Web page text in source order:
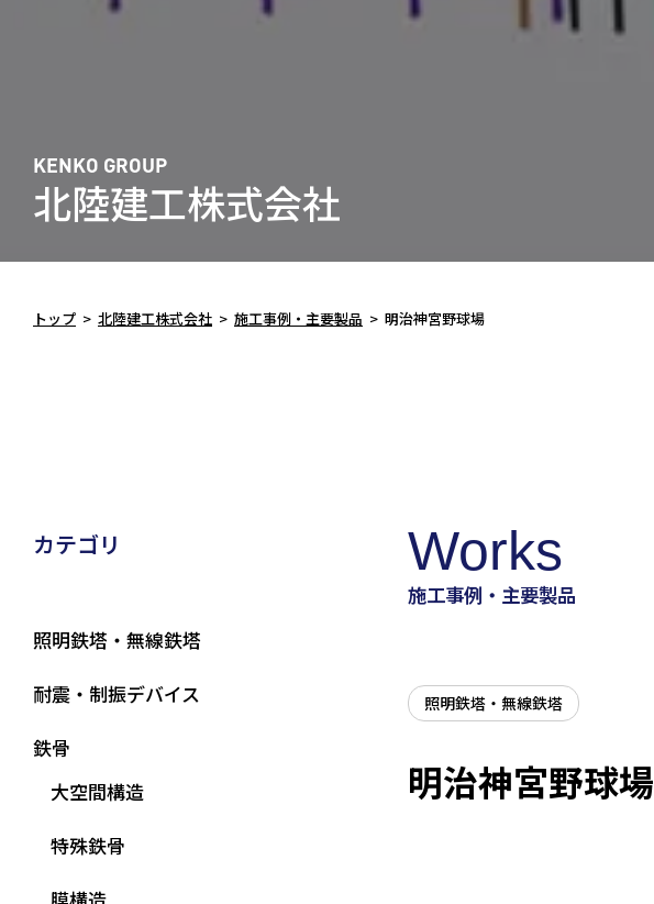
KENKO GROUP
北陸建工株式会社
トップ > 北陸建工株式会社 > 施工事例・主要製品 > 明治神宮野球場
カテゴリ
照明鉄塔・無線鉄塔
耐震・制振デバイス
鉄骨
大空間構造
特殊鉄骨
Works
施工事例・主要製品
照明鉄塔・無線鉄塔
明治神宮野球場